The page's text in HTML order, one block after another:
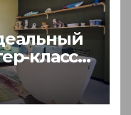
класса: